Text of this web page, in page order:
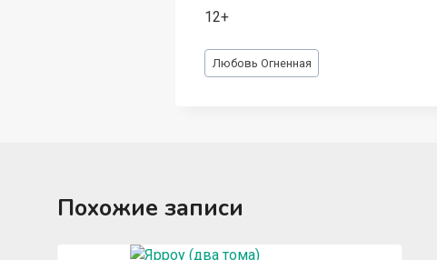
12+
Метки
записи:
Любовь Огненная
Похожие записи